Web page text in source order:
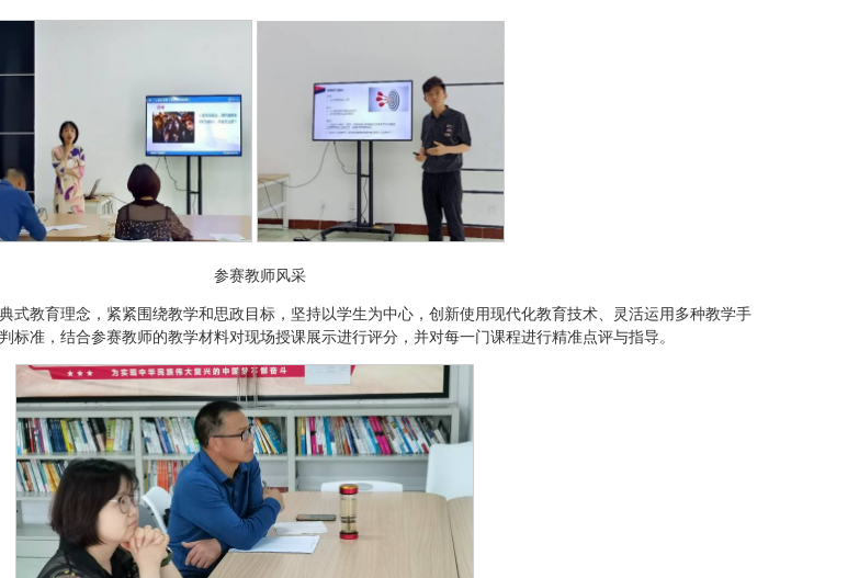
参赛教师风采
式教育理念，紧紧围绕教学和思政目标，坚持以学生为中心，创新使用现代化教育技术、灵活运用多种教学手
标准，结合参赛教师的教学材料对现场授课展示进行评分，并对每一门课程进行精准点评与指导。